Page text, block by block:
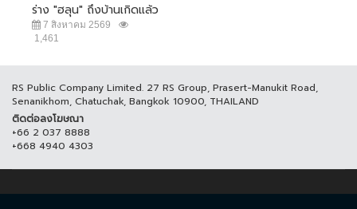
ร่าง "ฮลุน" ถึงบ้านเกิดแล้ว
7 สิงหาคม 2569
1,461
RS Public Company Limited. 27 RS Group, Prasert-Manukit Road,
Senanikhom, Chatuchak, Bangkok 10900, THAILAND
ติดต่อลงโฆษณา
+66 2 037 8888
+668 4940 4303
© COPYRIGHT 2017 THAICH8.COM, ALL RIGHT RESERVED.